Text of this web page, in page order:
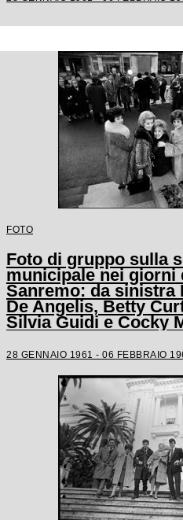
FOTO
Foto di gruppo sulla
municipale nei giorni
Sanremo: da sinistra
De Angelis, Betty
Silvia Guidi e Cocky
28 GENNAIO 1961 - 06 FEBBRAIO